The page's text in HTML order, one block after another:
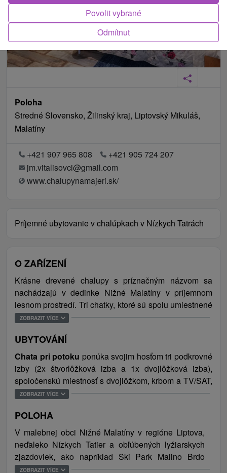
Poloha
Stredné Slovensko, Žilinský kraj, Liptovský Mikuláš,
Malatíny
+421 907 965 808
+421 905 724 207
jm.vitalisovci@gmail.com
www.chalupynamajeri.sk/
Príjemné ubytovanie v chalúpkach v Nízkych Tatrách
O ZAŘÍZENÍ
Krásne drevené chalupy s príznačným názvom sa
nachádzajú v dedinke Nižné Malatíny v príjemnom
lesnom prostredí. Tri chatky, ktoré sú spolu umiestnené
na veľkom pozemku, ubytovaným hosťom poskytnú
vyhrievaný bazén, sauna, telocvičňa s posilňovňou,
stolný futbal, stolný tenis či biliard. Deti sa zasa
vyšantia na veľkom ihrisku s pieskoviskom,
trampolínou a hojdačkou. Samozrejmosťou je Wi-fi
pripojenie v celom objekte, ako aj možnosť ubytovania
sa s domácim miláčikom. Parkovisko je zabezpečené
pri objekte. Chaty sú veľmi vhodné pre väčšie skupiny
stretnutia.
Chalupy sa nachádzajú v krásnom prostredí Liptova,
ZOBRAZIT VÍCE
UBYTOVÁNÍ
Chata pri potoku ponúka svojim hosťom tri podkrovné
izby (2x štvorlôžková izba a 1x dvojlôžková izba),
spoločenskú miestnosť s dvojlôžkom, krbom a TV/SAT,
ktorá je prepojená s plne vybavenou kuchynkou.
toaletou. V exteriéri hostí čaká veľká krytá terasa,
altánok s grilom a ohniskom. Celková kapacita
ubytovania je 13 osôb.
Chata na stráni
ZOBRAZIT VÍCE
POLOHA
V malebnej obci Nižné Malatíny v regióne Liptova,
neďaleko Nízkych Tatier a obľúbených lyžiarskych
zjazdoviek, ako napríklad Ski Park Malino Brdo
Ružomberok (15 km), Ski centrum Jasná (20 km), Ski
ZOBRAZIT VÍCE
Odmítnut
Povolit vybrané